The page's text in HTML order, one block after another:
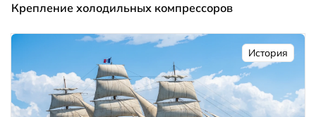
Крепление холодильных компрессоров
История